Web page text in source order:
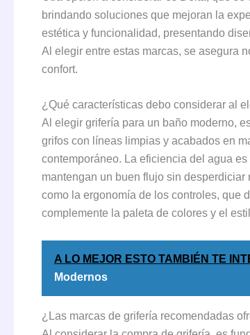
brindando soluciones que mejoran la
estética y funcionalidad, presentando
Al elegir entre estas marcas, se asegura
confort.
¿Qué características debo considerar al
Al elegir grifería para un baño moderno,
grifos con líneas limpias y acabados en
contemporáneo. La eficiencia del agua
mantengan un buen flujo sin
como la ergonomía de los controles, que
complemente la paleta de colores y el
A LO MEJOR ESTO TAMBIÉN TE
Modernos
¿Las marcas de grifería recomendadas